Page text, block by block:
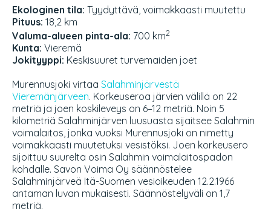
Ekologinen tila: Tyydyttävä, voimakkaasti muutettu
Pituus: 18,2 km
Valuma-alueen pinta-ala: 700 km2
Kunta: Vieremä
Jokityyppi: Keskisuuret turvemaiden joet
Murennusjoki virtaa Salahminjärvestä
Vieremänjärveen. Korkeuseroa järvien välillä on 22
metriä ja joen koskileveys on 6–12 metriä. Noin 5
kilometriä Salahminjärven luusuasta sijaitsee Salahmin
voimalaitos, jonka vuoksi Murennusjoki on nimetty
voimakkaasti muutetuksi vesistöksi. Joen korkeusero
sijoittuu suurelta osin Salahmin voimalaitospadon
kohdalle. Savon Voima Oy säännöstelee
Salahminjärveä Itä-Suomen vesioikeuden 12.2.1966
antaman luvan mukaisesti. Säännöstelyväli on 1,7
metriä.